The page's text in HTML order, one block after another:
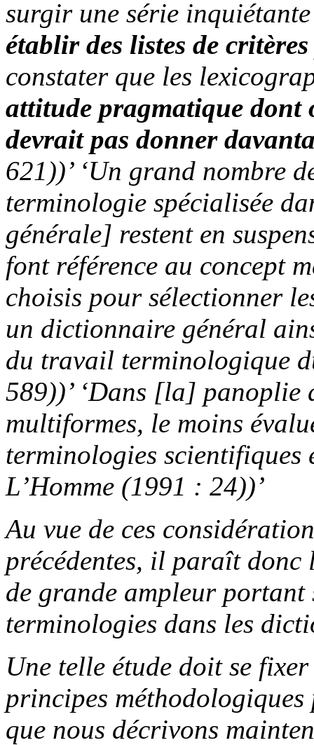
surgir une série
établir des listes de
constater que les
attitude pragmatique dont
devrait pas donner
621))’ ‘Un grand nombre
terminologie spécialisée
générale] restent en
font référence au concept
choisis pour sélectionner
un dictionnaire général
du travail terminologique
589))’ ‘Dans [la]
multiformes, le moins
terminologies
L’Homme (1991 : 24))’
Au vue de ces
précédentes, il paraît donc
de grande ampleur
terminologies dans les
Une telle étude doit se
principes
que nous décrivons